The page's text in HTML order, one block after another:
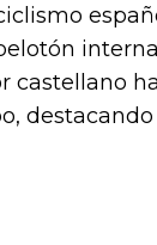
castellano